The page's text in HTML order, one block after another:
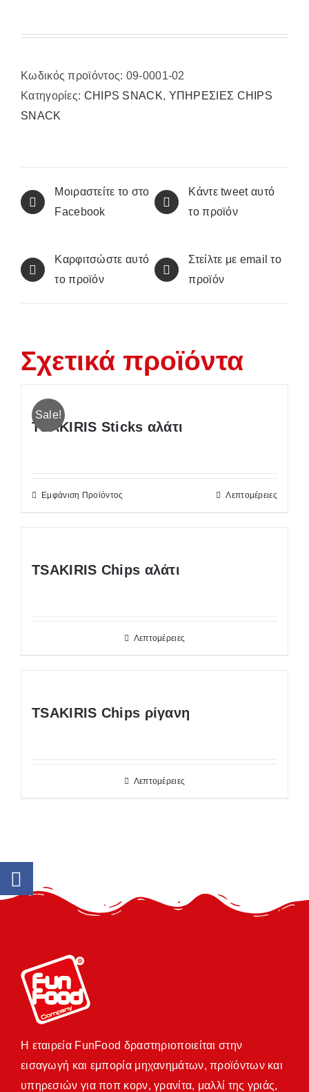
Κωδικός προϊόντος: 09-0001-02
Κατηγορίες: CHIPS SNACK, ΥΠΗΡΕΣΙΕΣ CHIPS
SNACK
Μοιραστείτε το στο
Facebook
Κάντε tweet αυτό
το προϊόν
Καρφιτσώστε αυτό
το προϊόν
Στείλτε με email το
προϊόν
Σχετικά προϊόντα
Sale!
TSAKIRIS Sticks αλάτι
Εμφάνιση Προϊόντος Λεπτομέρειες
TSAKIRIS Chips αλάτι
Λεπτομέρειες
TSAKIRIS Chips ρίγανη
Λεπτομέρειες
Η εταιρεία FunFood δραστηριοποιείται στην
εισαγωγή και εμπορία μηχανημάτων, προϊόντων και
υπηρεσιών για ποπ κορν, γρανίτα, μαλλί της γριάς,